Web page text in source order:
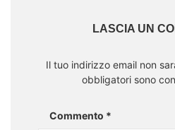
LASCIA UN
Il tuo indirizzo email non
obbligatori sono
Commento *